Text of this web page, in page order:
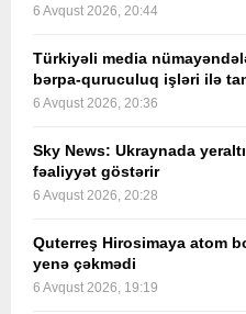
6 Avqust 2026, 20:44
Türkiyəli media
bərpa-quruculuq işləri ilə
6 Avqust 2026, 20:36
Sky News: Ukraynada
fəaliyyət göstərir
6 Avqust 2026, 20:28
Quterreş Hirosimaya atom
yenə çəkmədi
6 Avqust 2026, 19:19